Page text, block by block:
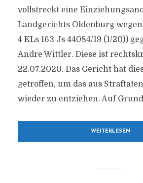
vollstreckt eine
Landgerichts Oldenburg wegen
4 KLs 163 Js 44084/19 (1/20))
Andre Wittler. Diese ist
22.07.2020. Das Gericht hat
getroffen, um das aus
wieder zu entziehen. Auf
WEITERLESEN